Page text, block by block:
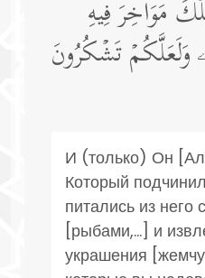
مَوَاخِرَ فِیهِ
وَلَعَلَّكُمۡ تَشۡكُرُونَ
И (только) Он
Который
питались из
[рыбами,...] и
украшения